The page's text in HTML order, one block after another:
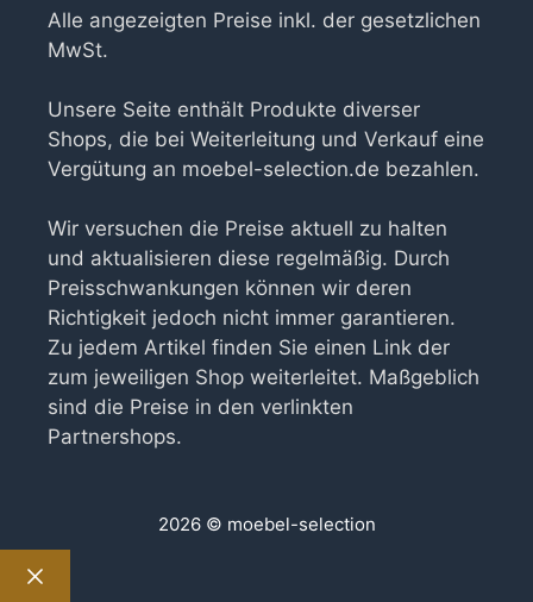
Alle angezeigten Preise inkl. der gesetzlichen
MwSt.
Unsere Seite enthält Produkte diverser
Shops, die bei Weiterleitung und Verkauf eine
Vergütung an moebel-selection.de bezahlen.
Wir versuchen die Preise aktuell zu halten
und aktualisieren diese regelmäßig. Durch
Preisschwankungen können wir deren
Richtigkeit jedoch nicht immer garantieren.
Zu jedem Artikel finden Sie einen Link der
zum jeweiligen Shop weiterleitet. Maßgeblich
sind die Preise in den verlinkten
Partnershops.
2026 © moebel-selection